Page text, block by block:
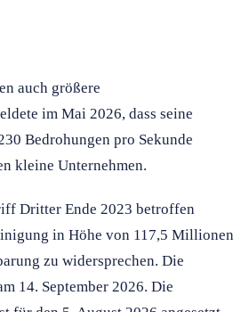
auch größere
im Mai 2026, dass seine
Bedrohungen pro Sekunde
kleine Unternehmen.
Dritter Ende 2023 betroffen
in Höhe von 117,5 Millionen
zu widersprechen. Die
14. September 2026. Die